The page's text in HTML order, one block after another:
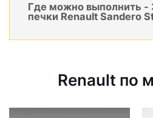
Где можно выполнить -
печки Renault Sandero
Renault по